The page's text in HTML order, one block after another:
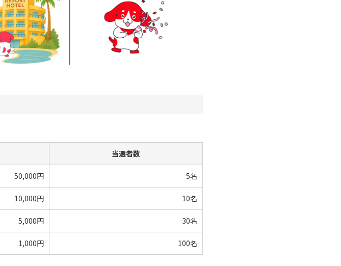
当選者数
50,000円 5名
10,000円 10名
5,000円 30名
1,000円 100名